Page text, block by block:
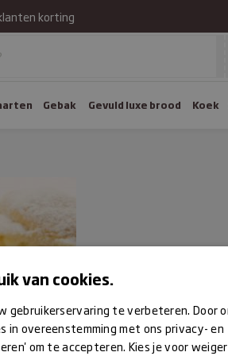
korting
Gebak Gevuld luxe brood Koek
van cookies.
gebruikerservaring te verbeteren. Door
in overeenstemming met ons privacy- en
om te accepteren. Kies je voor